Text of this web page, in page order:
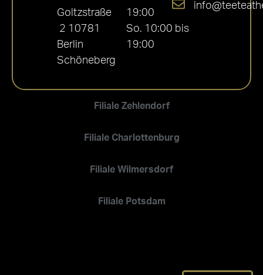
Filiale Zehlendorf
Filiale Charlottenburg
Filiale Wilmersdorf
Filiale Potsdam
Goltzstraße
2 10781
Berlin
Schöneberg
19:00
So. 10:00 bis
19:00